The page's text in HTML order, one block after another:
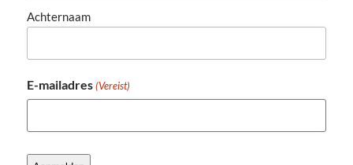
Achternaam
E-mailadres (Vereist)